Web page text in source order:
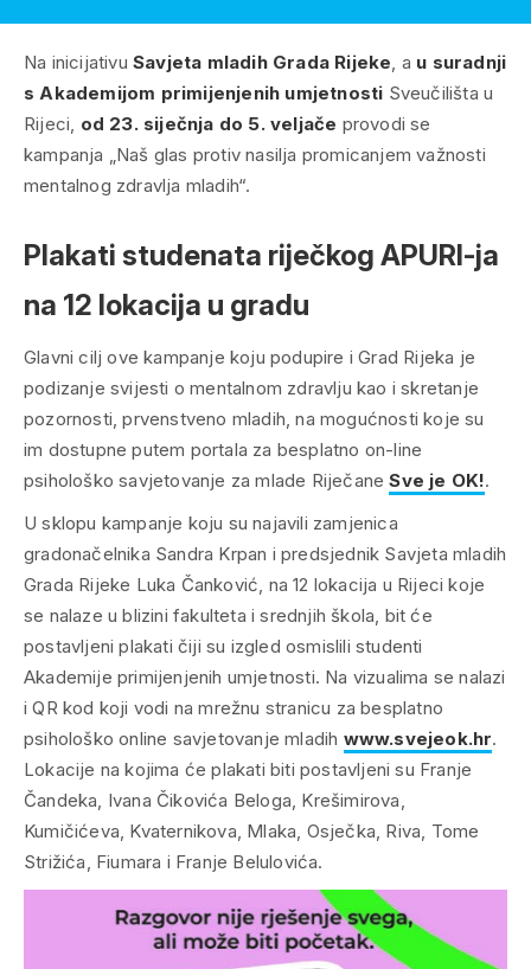
Na inicijativu Savjeta mladih Grada Rijeke , a u suradnji
s Akademijom primijenjenih umjetnosti Sveučilišta u
Rijeci, od 23. siječnja do 5. veljače provodi se
kampanja „Naš glas protiv nasilja promicanjem važnosti
mentalnog zdravlja mladih“.
Plakati studenata riječkog APURI-ja
na 12 lokacija u gradu
Glavni cilj ove kampanje koju podupire i Grad Rijeka je
podizanje svijesti o mentalnom zdravlju kao i skretanje
pozornosti, prvenstveno mladih, na mogućnosti koje su
im dostupne putem portala za besplatno on-line
psihološko savjetovanje za mlade RiječaneSve je OK!.
U sklopu kampanje koju su najavili zamjenica
gradonačelnika Sandra Krpan i predsjednik Savjeta mladih
Grada Rijeke Luka Čanković, na 12 lokacija u Rijeci koje
se nalaze u blizini fakulteta i srednjih škola, bit će
postavljeni plakati čiji su izgled osmislili studenti
Akademije primijenjenih umjetnosti. Na vizualima se nalazi
i QR kod koji vodi na mrežnu stranicu za besplatno
psihološko online savjetovanje mladih www.svejeok.hr.
Lokacije na kojima će plakati biti postavljeni su Franje
Čandeka, Ivana Čikovića Beloga, Krešimirova,
Kumičićeva, Kvaternikova, Mlaka, Osječka, Riva, Tome
Strižića, Fiumara i Franje Belulovića.